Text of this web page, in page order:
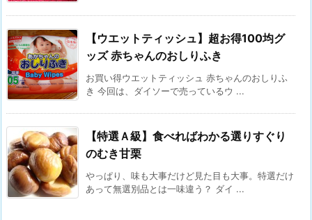
【ウエットティッシュ】超お得100均グ
ッズ 赤ちゃんのおしりふき
お買い得ウエットティッシュ 赤ちゃんのおしりふ
き 今回は、ダイソーで売っているウ ...
【特選Ａ級】食べればわかる選りすぐり
のむき甘栗
やっぱり、味も大事だけど見た目も大事。特選だけ
あって無選別品とは一味違う？ ダイ ...